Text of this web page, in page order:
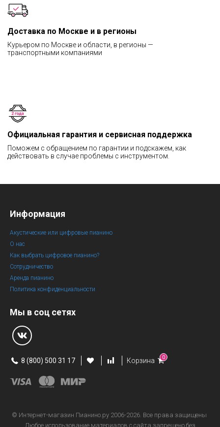
Доставка по Москве и в регионы
Курьером по Москве и области, в регионы —
транспортными компаниями
Официальная гарантия и сервисная поддержка
Поможем с обращением по гарантии и подскажем, как
действовать в случае проблемы с инструментом.
Информация
Акустические или цифровые пианино
О нас
Как выбрать цифровое пианино?
Сотрудничество
Аренда пианино
Политика конфиденциальности
Мы в соц сетях
8 (800) 500 31 17 Корзина 0
© Интернет-магазин Пианино.ру 2006-2026. Все права защищены
Любое использование материалов с сайта запрещено без